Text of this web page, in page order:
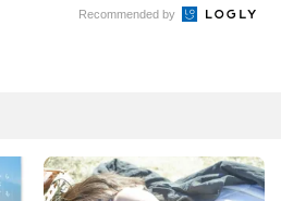
Recommended by